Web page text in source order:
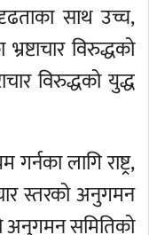
साथ उच्च,
विरुद्धको
विरुद्धको युद्ध
लागि राष्ट्र,
स्तरको अनुगमन
अनुगमन समितिको